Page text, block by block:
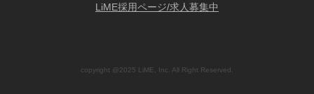
LiME採用ページ/求人募集中
copyright @2025 LiME, Inc. All Right Reserved.